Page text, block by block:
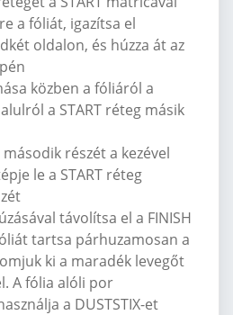
a fóliát, igazítsa el
oldalon, és húzza át az
közben a fóliáról a
a START réteg másik
részét a kezével
le a START réteg
távolítsa el a FINISH
tartsa párhuzamosan a
ki a maradék levegőt
A fólia alóli por
a DUSTSTIX-et